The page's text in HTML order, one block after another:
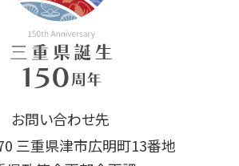
お問い合わせ先
三重県津市広明町13番地